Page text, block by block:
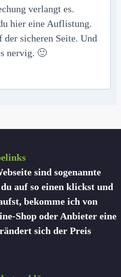
verlangt es.
hier eine Auflistung.
sicheren Seite. Und
nervig. 🙂
sind sogenannte
auf so einen klickst und
bekomme ich von
Shop oder Anbieter eine
sich der Preis